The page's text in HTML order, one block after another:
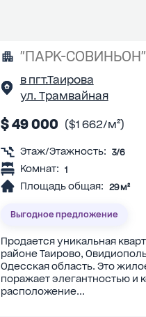
"ПАРК-СОВИНЬОН"
в пгт.Таирова
ул. Трамвайная
$ 49 000 ($1 662/м²)
Этаж/Этажность: 3/6
Комнат: 1
Площадь общая: 29 м²
Выгодное предложение
Продается уникальная
районе Таирово,
Одесская область. Это
поражает элегантностью и
расположение...